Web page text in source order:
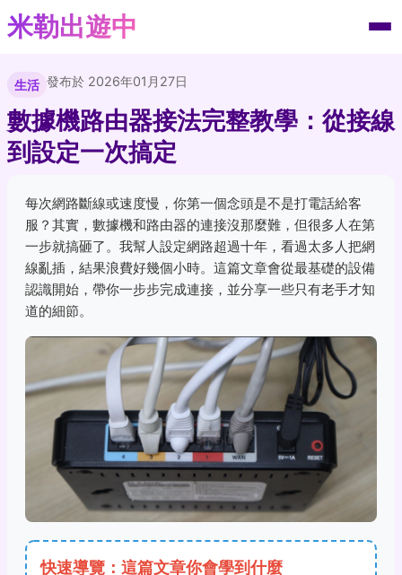
米勒出遊中
生活 發布於 2026年01月27日
數據機路由器接法完整教學：從接線
到設定一次搞定
每次網路斷線或速度慢，你第一個念頭是不是打電話給客
服？其實，數據機和路由器的連接沒那麼難，但很多人在第
一步就搞砸了。我幫人設定網路超過十年，看過太多人把網
線亂插，結果浪費好幾個小時。這篇文章會從最基礎的設備
認識開始，帶你一步步完成連接，並分享一些只有老手才知
道的細節。
快速導覽：這篇文章你會學到什麼